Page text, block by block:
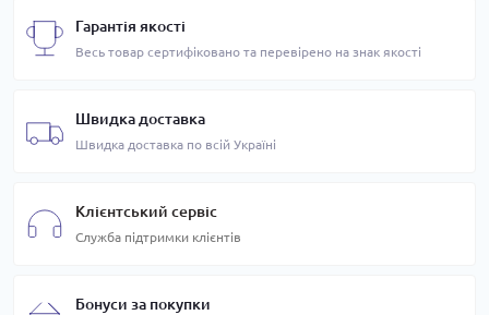
Гарантія якості
Весь товар сертифіковано та перевірено на знак якості
Швидка доставка
Швидка доставка по всій Україні
Клієнтський сервіс
Служба підтримки клієнтів
Бонуси за покупки